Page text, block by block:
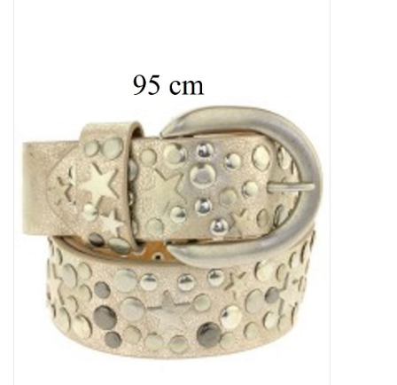
Zonnebrillen
Fashion
ON THE BEACH
Charmin*s
Ohlala Jewels